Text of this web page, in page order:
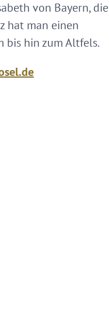
von Bayern, die
hat man einen
bis hin zum Altfels.